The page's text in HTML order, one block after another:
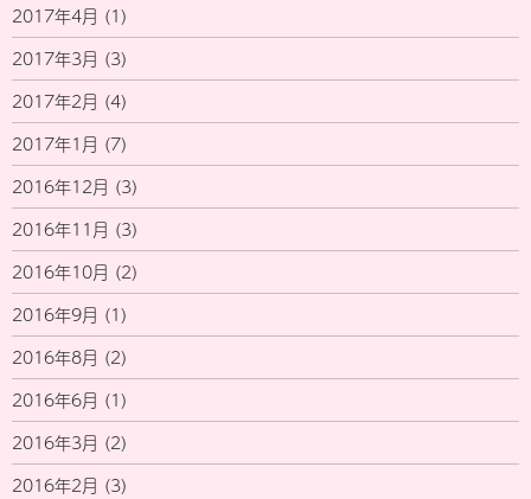
2017年4月 (1)
2017年3月 (3)
2017年2月 (4)
2017年1月 (7)
2016年12月 (3)
2016年11月 (3)
2016年10月 (2)
2016年9月 (1)
2016年8月 (2)
2016年6月 (1)
2016年3月 (2)
2016年2月 (3)